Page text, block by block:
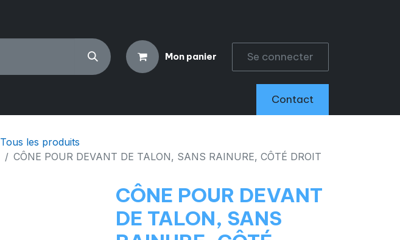
Mon panier Se connecter
Contact
Tous les produits
CÔNE POUR DEVANT DE TALON, SANS RAINURE, CÔTÉ DROIT
CÔNE POUR DEVANT
DE TALON, SANS